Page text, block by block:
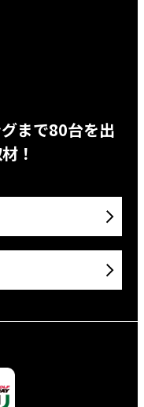
まで80台を出
！